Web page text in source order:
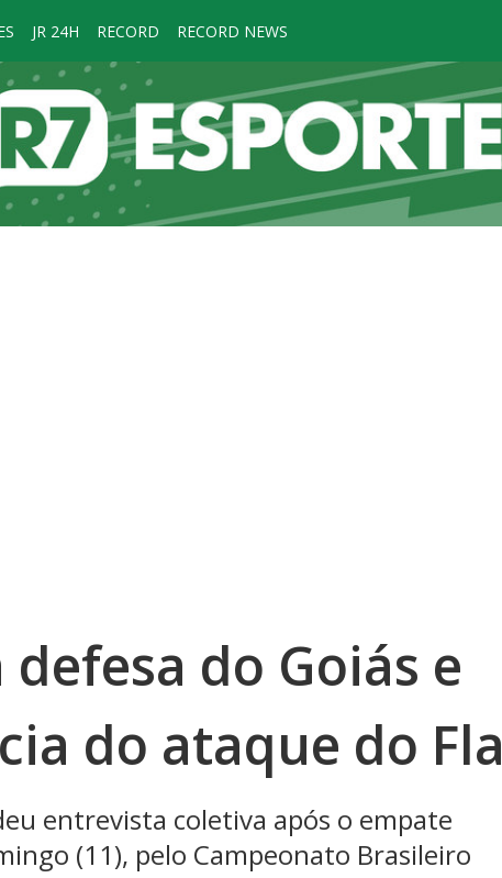
JR 24H RECORD RECORD NEWS
do Goiás e
do ataque do Fla
entrevista coletiva após o empate
(11), pelo Campeonato Brasileiro